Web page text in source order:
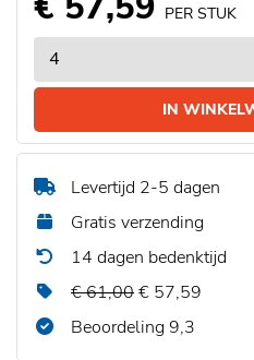
PER STUK
IN
Levertijd 2-5 dagen
Gratis verzending
14 dagen bedenktijd
€ 61,00€ 57,59
Beoordeling 9,3